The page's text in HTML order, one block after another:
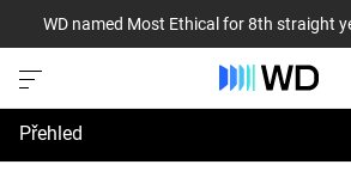
WD named Most Ethical for 8th straight
Přehled